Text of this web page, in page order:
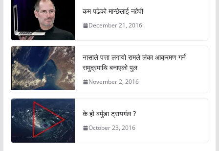
कम पढेको मान्छेलाई नहेपौ
December 21, 2016
नासाले पत्ता लगायो रामले लंका आक्रमण गर्न
समुद्रमाथि बनाएको पुल
November 2, 2016
के हो बर्मुडा ट्रायगंल ?
October 23, 2016